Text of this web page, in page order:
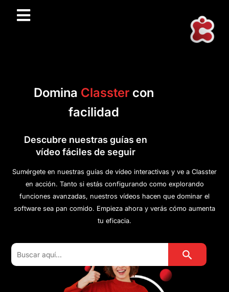
Domina Classtercon
facilidad
Descubre nuestras guías en
vídeo fáciles de seguir
Sumérgete en nuestras guías de vídeo interactivas y ve a Classter
en acción. Tanto si estás configurando como explorando
funciones avanzadas, nuestros vídeos hacen que dominar el
software sea pan comido. Empieza ahora y verás cómo aumenta
tu eficacia.
Buscar: Botón de